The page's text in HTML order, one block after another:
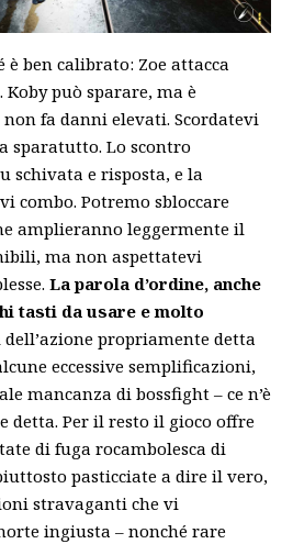
ben calibrato: Zoe attacca
può sparare, ma è
fa danni elevati. Scordatevi
sparatutto. Lo scontro
schivata e risposta, e la
combo. Potremo sbloccare
amplieranno leggermente il
ma non aspettatevi
La parola d’ordine, anche
tasti da usare e molto
propriamente detta
eccessive semplificazioni,
mancanza di bossfight – ce n’è
detta. Per il resto il gioco offre
di fuga rocambolesca di
pasticciate a dire il vero,
stravaganti che vi
ingiusta – nonché rare